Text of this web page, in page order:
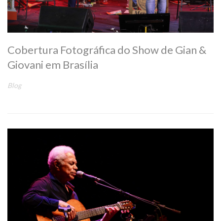
Cobertura Fotográfica do Show de Gian &
Giovani em Brasília
Blog